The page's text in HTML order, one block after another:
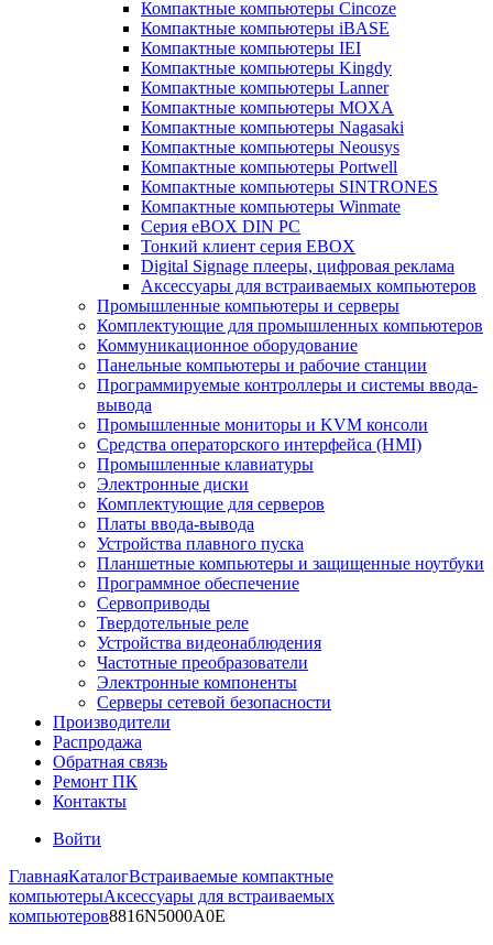
Компактные компьютеры Cincoze
Компактные компьютеры iBASE
Компактные компьютеры IEI
Компактные компьютеры Kingdy
Компактные компьютеры Lanner
Компактные компьютеры MOXA
Компактные компьютеры Nagasaki
Компактные компьютеры Neousys
Компактные компьютеры Portwell
Компактные компьютеры SINTRONES
Компактные компьютеры Winmate
Серия eBOX DIN PC
Тонкий клиент серия EBOX
Digital Signage плееры, цифровая реклама
Аксессуары для встраиваемых компьютеров
Промышленные компьютеры и серверы
Комплектующие для промышленных компьютеров
Коммуникационное оборудование
Панельные компьютеры и рабочие станции
Программируемые контроллеры и системы ввода-
вывода
Промышленные мониторы и KVM консоли
Средства операторского интерфейса (HMI)
Промышленные клавиатуры
Электронные диски
Комплектующие для серверов
Платы ввода-вывода
Устройства плавного пуска
Планшетные компьютеры и защищенные ноутбуки
Программное обеспечение
Сервоприводы
Твердотельные реле
Устройства видеонаблюдения
Частотные преобразователи
Электронные компоненты
Серверы сетевой безопасности
Производители
Распродажа
Обратная связь
Ремонт ПК
Контакты
Войти
ГлавнаяКаталогВстраиваемые компактные
компьютерыАксессуары для встраиваемых
компьютеров8816N5000A0E